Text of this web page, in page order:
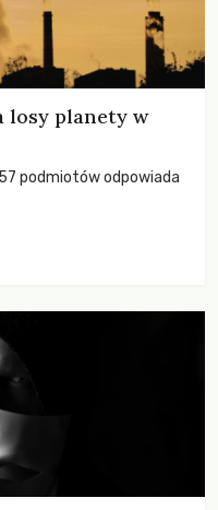
losy planety w
podmiotów odpowiada